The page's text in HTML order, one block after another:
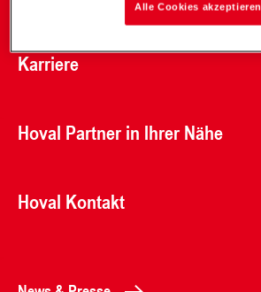
Karriere
Hoval Partner in Ihrer Nähe
Hoval Kontakt
Alle Cookies akzeptieren